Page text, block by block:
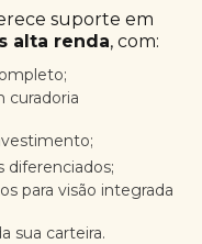
suporte em
alta renda, com:
curadoria
diferenciados;
para visão integrada
sua carteira.